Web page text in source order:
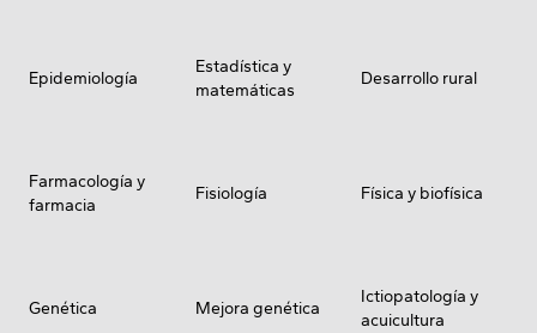
Epidemiología
Estadística y
matemáticas
Desarrollo rural
Farmacología y
farmacia
Fisiología Física y biofísica
Genética Mejora genética
Ictiopatología y
acuicultura